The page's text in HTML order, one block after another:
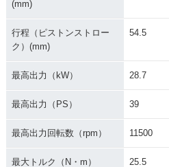
ラーチェンジ
イナーチェンジ
(mm)
行程（ピストンストロー
ク）(mm)
54.5
最高出力（kW） 28.7
最高出力（PS） 39
最高出力回転数（rpm） 11500
最大トルク（N・m） 25.5